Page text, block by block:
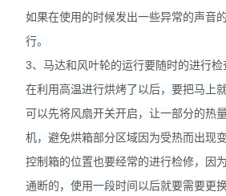
如果在使用的时候发出一些异常的声音
行。
3、马达和风叶轮的运行要随时的进行
在利用高温进行烘烤了以后，要把马上
可以先将风扇开关开启，让一部分的热
机，避免烘箱部分区域因为受热而出现
控制箱的位置也要经常的进行检修，因
通断的，使用一段时间以后就要需要更